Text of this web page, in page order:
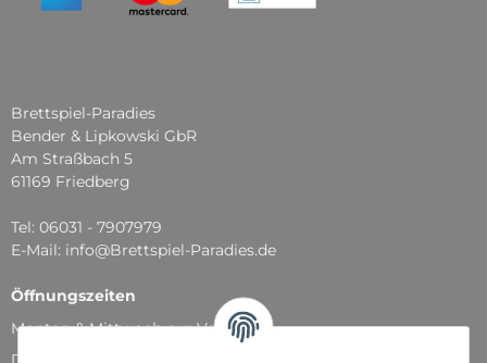
Brettspiel-Paradies
Bender & Lipkowski GbR
Am Straßbach 5
61169 Friedberg
Tel: 06031 - 7907979
E-Mail: info@Brettspiel-Paradies.de
Öffnungszeiten
Montag & Mittwoch nur Versand